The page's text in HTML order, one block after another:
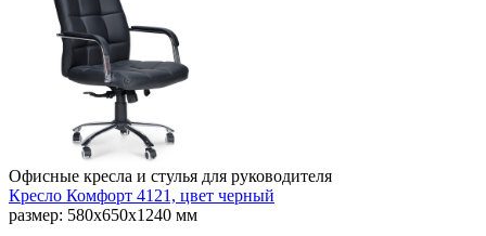
Офисные кресла и стулья для руководителя
Кресло Комфорт 4121, цвет черный
размер: 580х650х1240 мм